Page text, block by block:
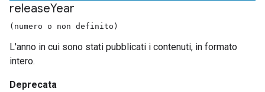
releaseYear
(numero o non definito)
L'anno in cui sono stati pubblicati i contenuti, in formato
intero.
Deprecata